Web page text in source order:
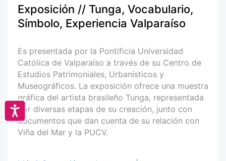
Accesibilidad
Exposición // Tunga, Vocabulario,
Símbolo, Experiencia Valparaíso
Es presentada por la Pontificia Universidad
Católica de Valparaíso a través de su Centro de
Estudios Patrimoniales, Urbanísticos y
Museográficos. La exposición ofrece una muestra
gráfica del artista brasileño Tunga, representada
por diversas etapas de su creación, junto con
documentos que dan cuenta de su relación con
Viña del Mar y la PUCV.